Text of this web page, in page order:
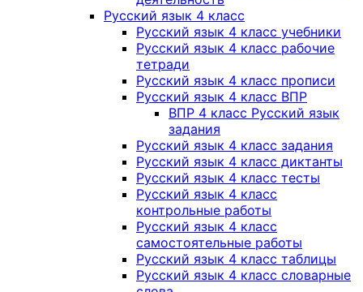
Русский язык 4 класс
Русский язык 4 класс учебники
Русский язык 4 класс рабочие
тетради
Русский язык 4 класс прописи
Русский язык 4 класс ВПР
ВПР 4 класс Русский язык
задания
Русский язык 4 класс задания
Русский язык 4 класс диктанты
Русский язык 4 класс тесты
Русский язык 4 класс
контрольные работы
Русский язык 4 класс
самостоятельные работы
Русский язык 4 класс таблицы
Русский язык 4 класс словарные